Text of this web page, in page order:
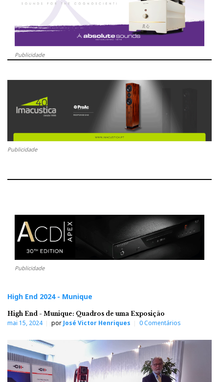
Publicidade
Publicidade
Publicidade
High End 2024 - Munique
High End - Munique: Quadros de uma Exposição
mai 15, 2024 por José Victor Henriques 0 Comentários